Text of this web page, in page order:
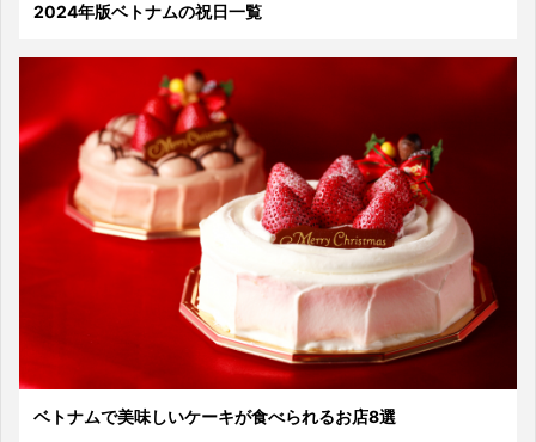
2024年版ベトナムの祝日一覧
ベトナムで美味しいケーキが食べられるお店8選